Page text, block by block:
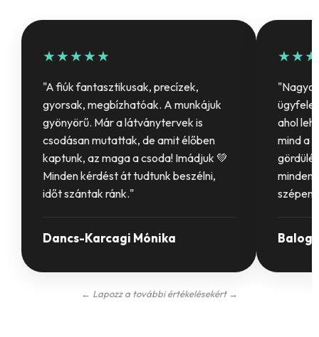
★★★★★
"A fiúk fantasztikusak, precízek,
gyorsak, megbízhatóak. A munkájuk
gyönyörű. Már a látványtervek is
csodásan mutattak, de amit élőben
kaptunk, az maga a csoda! Imádjuk 💚
Minden kérdést át tudtunk beszélni,
időt szántak ránk."
Dancs-Karcagi Mónika
ahol
mind a
szépen
← Lapozz a további értékelésekért →